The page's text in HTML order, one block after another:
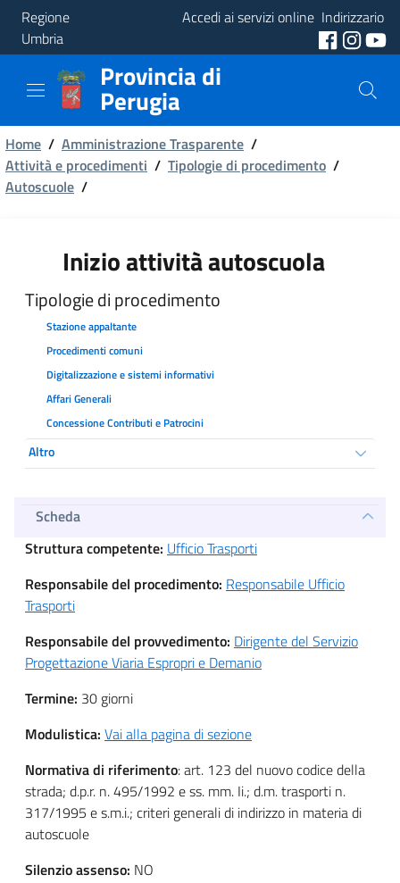
Regione
Umbria
Accedi ai servizi online Indirizzario
Provincia
Aree
Tematiche
Servizi
Provincia di
Perugia
Briciole
di
Home / Amministrazione Trasparente /
Attività e procedimenti / Tipologie di procedimento /
Autoscuole /
Inizio attività autoscuola
Tipologie di procedimento
Stazione appaltante
Procedimenti comuni
Digitalizzazione e sistemi informativi
Affari Generali
Concessione Contributi e Patrocini
Altro
Scheda
Struttura competente: Ufficio Trasporti
Responsabile del procedimento: Responsabile Ufficio
Trasporti
Responsabile del provvedimento: Dirigente del Servizio
Progettazione Viaria Espropri e Demanio
Termine: 30 giorni
Modulistica: Vai alla pagina di sezione
Normativa di riferimento: art. 123 del nuovo codice della
strada; d.p.r. n. 495/1992 e ss. mm. Ii.; d.m. trasporti n.
317/1995 e s.m.i.; criteri generali di indirizzo in materia di
autoscuole
Silenzio assenso: NO